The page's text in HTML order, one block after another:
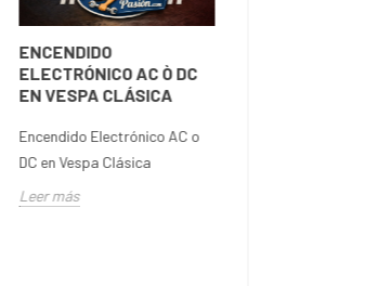
ENCENDIDO
ELECTRÓNICO AC Ò DC
EN VESPA CLÁSICA
Encendido Electrónico AC o
DC en Vespa Clásica
Leer más